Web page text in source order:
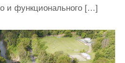
и функционального […]